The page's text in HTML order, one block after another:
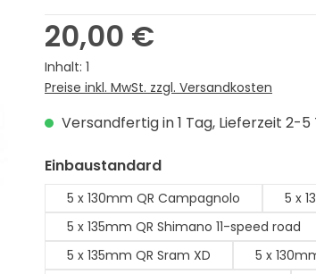
Regulärer Preis:
20,00 €
Inhalt: 1
Preise inkl. MwSt. zzgl. Versandkosten
Versandfertig in 1 Tag, Lieferzeit 2-5
Einbaustandardauswählen
5 x 130mm QR Campagnolo
5 x
5 x 135mm QR Shimano 11-speed road
5 x 135mm QR Sram XD
5 x